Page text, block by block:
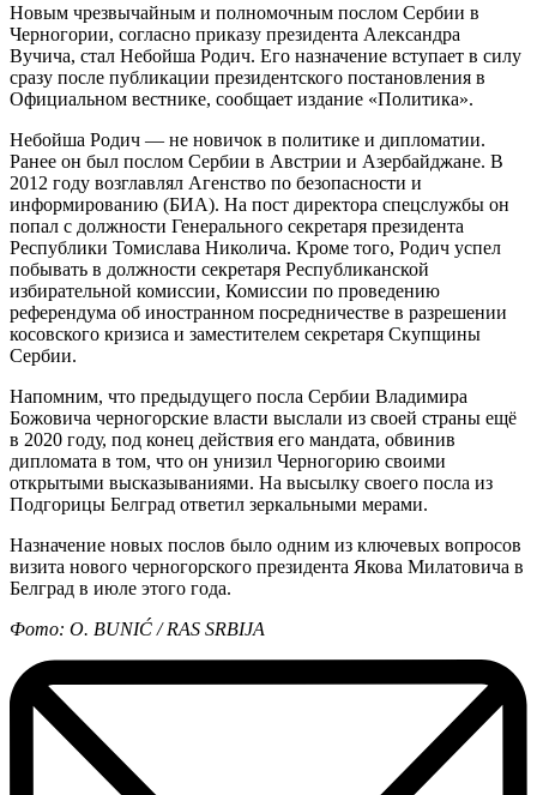
Новым чрезвычайным и полномочным послом Сербии в
Черногории, согласно приказу президента Александра
Вучича, стал Небойша Родич. Его назначение вступает в силу
сразу после публикации президентского постановления в
Официальном вестнике, сообщает издание «Политика».
Небойша Родич — не новичок в политике и дипломатии.
Ранее он был послом Сербии в Австрии и Азербайджане. В
2012 году возглавлял Агенство по безопасности и
информированию (БИА). На пост директора спецслужбы он
попал с должности Генерального секретаря президента
Республики Томислава Николича. Кроме того, Родич успел
побывать в должности секретаря Республиканской
избирательной комиссии, Комиссии по проведению
референдума об иностранном посредничестве в разрешении
косовского кризиса и заместителем секретаря Скупщины
Сербии.
Напомним, что предыдущего посла Сербии Владимира
Божовича черногорские власти выслали из своей страны ещё
в 2020 году, под конец действия его мандата, обвинив
дипломата в том, что он унизил Черногорию своими
открытыми высказываниями. На высылку своего посла из
Подгорицы Белград ответил зеркальными мерами.
Назначение новых послов было одним из ключевых вопросов
визита нового черногорского президента Якова Милатовича в
Белград в июле этого года.
Фото: O. BUNIĆ / RAS SRBIJA